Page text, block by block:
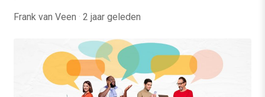
Frank van Veen · 2 jaar geleden